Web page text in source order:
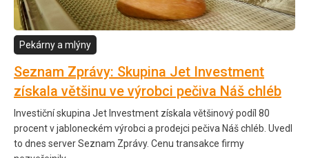
Pekárny a mlýny
Seznam Zprávy: Skupina Jet Investment
získala většinu ve výrobci pečiva Náš chléb
Investiční skupina Jet Investment získala většinový podíl 80
procent v jabloneckém výrobci a prodejci pečiva Náš chléb. Uvedl
to dnes server Seznam Zprávy. Cenu transakce firmy